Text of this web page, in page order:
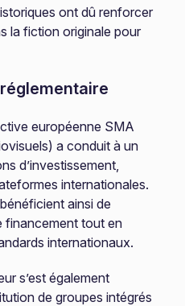
ont dû renforcer
la fiction originale pour
européenne SMA
a conduit à un
d’investissement,
internationales.
ainsi de
financement tout en
internationaux.
s’est également
de groupes intégrés